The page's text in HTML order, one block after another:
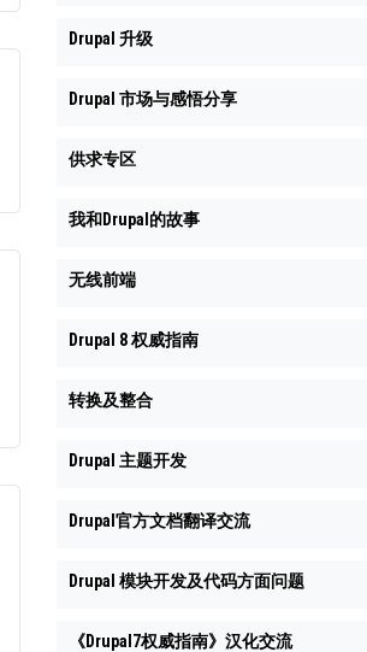
Drupal 升级
Drupal 市场与感悟分享
供求专区
我和Drupal的故事
无线前端
Drupal 8 权威指南
转换及整合
Drupal 主题开发
Drupal官方文档翻译交流
Drupal 模块开发及代码方面问题
《Drupal7权威指南》汉化交流